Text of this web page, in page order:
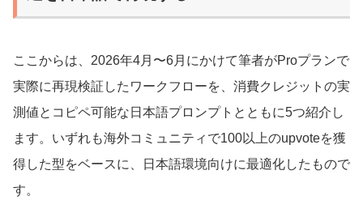
ここからは、2026年4月〜6月にかけて筆者がProプランで
実際に再現検証したワークフローを、消費クレジットの実
測値とコピペ可能な日本語プロンプトとともに5つ紹介し
ます。いずれも海外コミュニティで100以上のupvoteを獲
得した型をベースに、日本語環境向けに最適化したもので
す。